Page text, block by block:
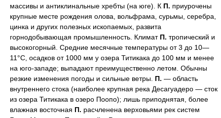
массивы и антиклинальные хребты (на юге). К П. приурочены
крупные месте рождения олова, вольфрама, сурьмы, серебра,
цинка и других полезных ископаемых, развита
горнодобывающая промышленность. Климат П. тропический и
высокогорный. Средние месячные температуры от 3 до 10—
11°С, осадков от 1000 мм у озера Титикака до 100 мм и менее
на юго-западе; выпадают преимущественно летом. Обычны
резкие изменения погоды и сильные ветры. П. — область
внутреннего стока (наиболее крупная река Десагуадеро — сток
из озера Титикака в озеро Поопо); лишь приподнятая, более
влажная восточная П. расчленена верховьями рек систем